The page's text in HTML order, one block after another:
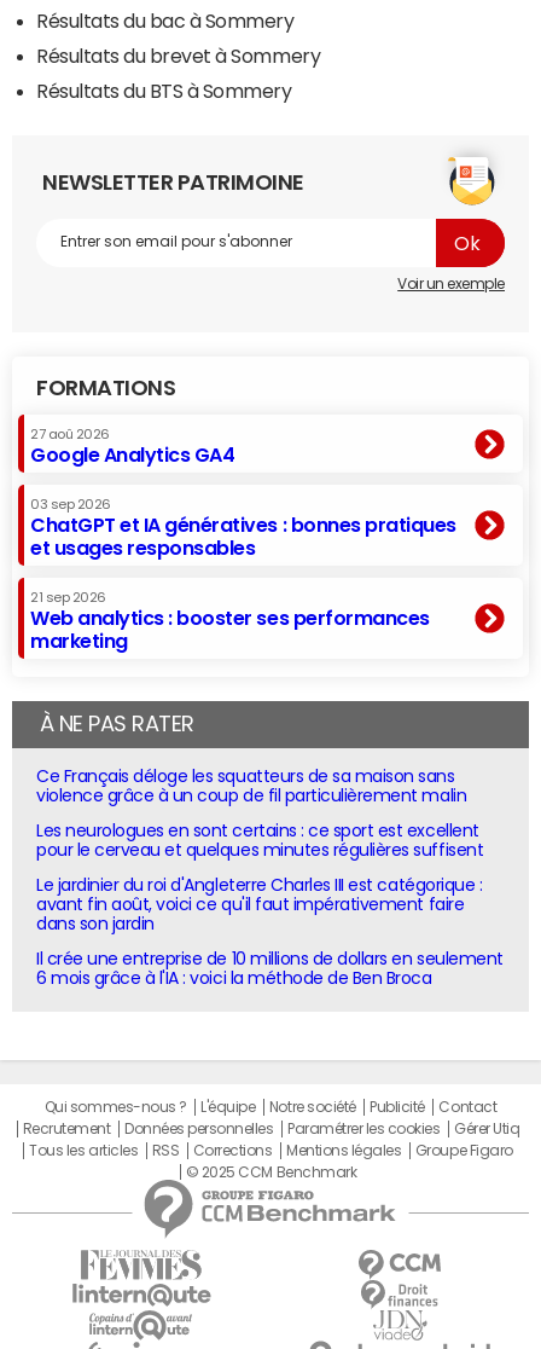
Résultats du bac à Sommery
Résultats du brevet à Sommery
Résultats du BTS à Sommery
NEWSLETTER PATRIMOINE
Voir un exemple
FORMATIONS
27 aoû 2026
Google Analytics GA4
03 sep 2026
ChatGPT et IA génératives : bonnes pratiques
et usages responsables
21 sep 2026
Web analytics : booster ses performances
marketing
À NE PAS RATER
Ce Français déloge les squatteurs de sa maison sans
violence grâce à un coup de fil particulièrement malin
Les neurologues en sont certains : ce sport est excellent
pour le cerveau et quelques minutes régulières suffisent
Le jardinier du roi d'Angleterre Charles III est catégorique :
avant fin août, voici ce qu'il faut impérativement faire
dans son jardin
Il crée une entreprise de 10 millions de dollars en seulement
6 mois grâce à l'IA : voici la méthode de Ben Broca
Qui sommes-nous ? L'équipe Notre société Publicité
Contact
Recrutement
Données personnelles Paramétrer les cookies
Gérer Utiq
Tous les articles
RSS Corrections Mentions légales
Groupe Figaro
© 2025 CCM Benchmark